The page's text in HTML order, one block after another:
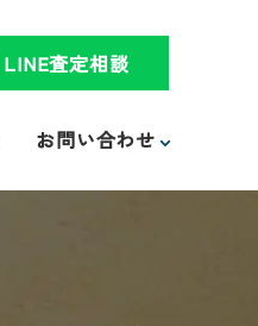
お問い合わせ
LINE査定相談